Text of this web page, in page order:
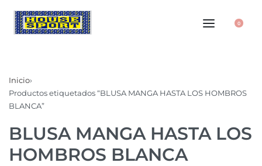
0
Inicio›
Productos etiquetados “BLUSA MANGA HASTA LOS HOMBROS
BLANCA”
BLUSA MANGA HASTA LOS
HOMBROS BLANCA